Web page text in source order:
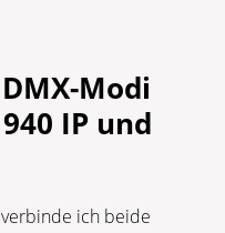
Modi
IP und
ich beide